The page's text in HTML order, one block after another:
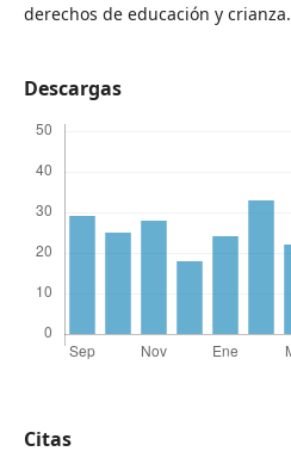
derechos de educación y crianza.
Descargas
Citas